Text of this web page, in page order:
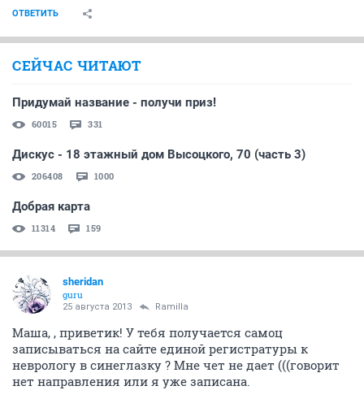
ОТВЕТИТЬ
СЕЙЧАС ЧИТАЮТ
Придумай название - получи приз!
60015 331
Дискус - 18 этажный дом Высоцкого, 70 (часть 3)
206408 1000
Добрая карта
11314 159
sheridan
guru
25 августа 2013 Ramilla
Маша, , приветик! У тебя получается самоц
записываться на сайте единой регистратуры к
неврологу в синеглазку ? Мне чет не дает (((говорит
нет направления или я уже записана.